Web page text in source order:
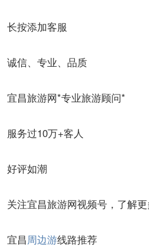
长按添加客服
诚信、专业、品质
宜昌旅游网*专业旅游顾问*
服务过10万+客人
好评如潮
关注宜昌旅游网视频号，了解
宜昌周边游线路推荐